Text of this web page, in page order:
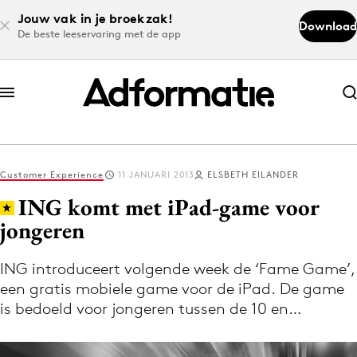
Jouw vak in je broekzak!
De beste leeservaring met de app
Download
Abonneer nu
Abonneer nu
Log in
Volg het laatste nieuws via de Adformatie
Nieuws app
Customer Experience 11 JANUARI 2013 ELSBETH EILANDER
ING komt met iPad-game voor
jongeren
ING introduceert volgende week de ‘Fame Game’,
een gratis mobiele game voor de iPad. De game
is bedoeld voor jongeren tussen de 10 en…